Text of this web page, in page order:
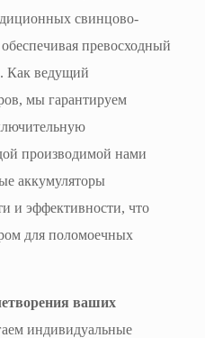
свинцово-
превосходный
Как ведущий
мы гарантируем
производимой нами
аккумуляторы
и эффективности, что
для поломоечных
ваших
индивидуальные